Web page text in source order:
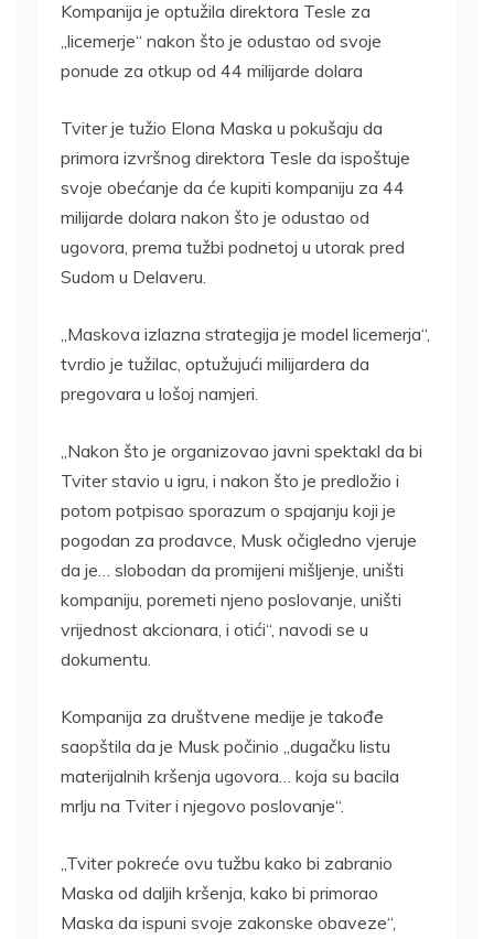
Kompanija je optužila direktora Tesle za
„licemerje“ nakon što je odustao od svoje
ponude za otkup od 44 milijarde dolara
Tviter je tužio Elona Maska u pokušaju da
primora izvršnog direktora Tesle da ispoštuje
svoje obećanje da će kupiti kompaniju za 44
milijarde dolara nakon što je odustao od
ugovora, prema tužbi podnetoj u utorak pred
Sudom u Delaveru.
„Maskova izlazna strategija je model licemerja“,
tvrdio je tužilac, optužujući milijardera da
pregovara u lošoj namjeri.
„Nakon što je organizovao javni spektakl da bi
Tviter stavio u igru, i nakon što je predložio i
potom potpisao sporazum o spajanju koji je
pogodan za prodavce, Musk očigledno vjeruje
da je… slobodan da promijeni mišljenje, uništi
kompaniju, poremeti njeno poslovanje, uništi
vrijednost akcionara, i otići“, navodi se u
dokumentu.
Kompanija za društvene medije je takođe
saopštila da je Musk počinio „dugačku listu
materijalnih kršenja ugovora… koja su bacila
mrlju na Tviter i njegovo poslovanje“.
„Tviter pokreće ovu tužbu kako bi zabranio
Maska od daljih kršenja, kako bi primorao
Maska da ispuni svoje zakonske obaveze“,